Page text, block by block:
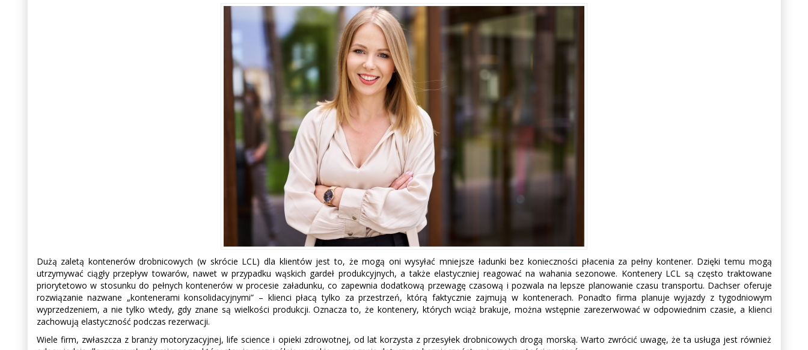
Dużą zaletą kontenerów drobnicowych (w skrócie LCL) dla klientów jest to, że mogą oni wysyłać mniejsze ładunki bez konieczności płacenia za pełny kontener. Dzięki temu mogą
utrzymywać ciągły przepływ towarów, nawet w przypadku wąskich gardeł produkcyjnych, a także elastyczniej reagować na wahania sezonowe. Kontenery LCL są często traktowane
priorytetowo w stosunku do pełnych kontenerów w procesie załadunku, co zapewnia dodatkową przewagę czasową i pozwala na lepsze planowanie czasu transportu. Dachser oferuje
rozwiązanie nazwane „kontenerami konsolidacyjnymi” – klienci płacą tylko za przestrzeń, którą faktycznie zajmują w kontenerach. Ponadto firma planuje wyjazdy z tygodniowym
wyprzedzeniem, a nie tylko wtedy, gdy znane są wielkości produkcji. Oznacza to, że kontenery, których wciąż brakuje, można wstępnie zarezerwować w odpowiednim czasie, a klienci
zachowują elastyczność podczas rezerwacji.
Wiele firm, zwłaszcza z branży motoryzacyjnej, life science i opieki zdrowotnej, od lat korzysta z przesyłek drobnicowych drogą morską. Warto zwrócić uwagę, że ta usługa jest również